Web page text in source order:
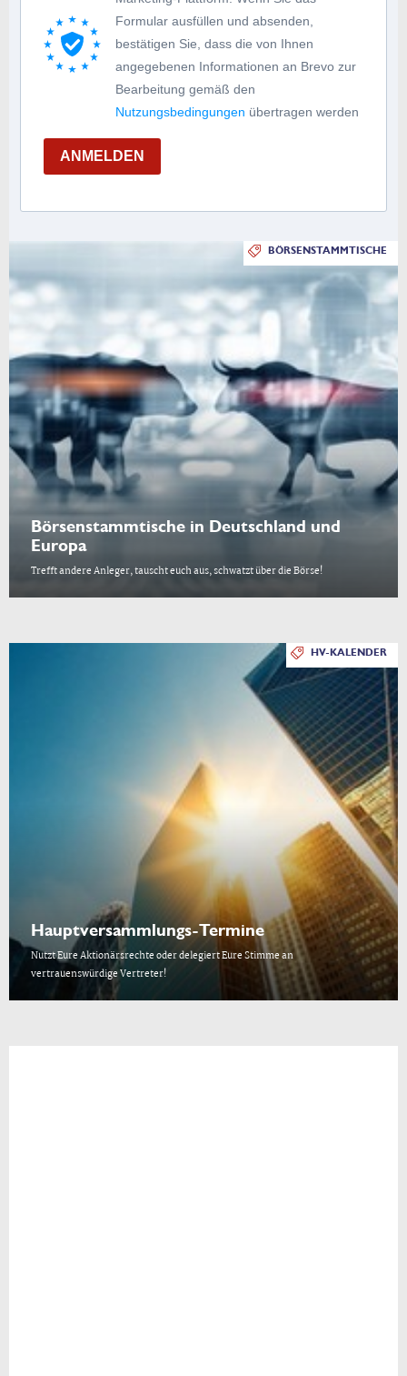
Formular ausfüllen und absenden,
bestätigen Sie, dass die von Ihnen
angegebenen Informationen an Brevo zur
Bearbeitung gemäß den
Nutzungsbedingungen übertragen werden
ANMELDEN
BÖRSENSTAMMTISCHE
Börsenstammtische in Deutschland und
Europa
Trefft andere Anleger, tauscht euch aus, schwatzt über die Börse!
HV-KALENDER
Hauptversammlungs-Termine
Nutzt Eure Aktionärsrechte oder delegiert Eure Stimme an
vertrauenswürdige Vertreter!